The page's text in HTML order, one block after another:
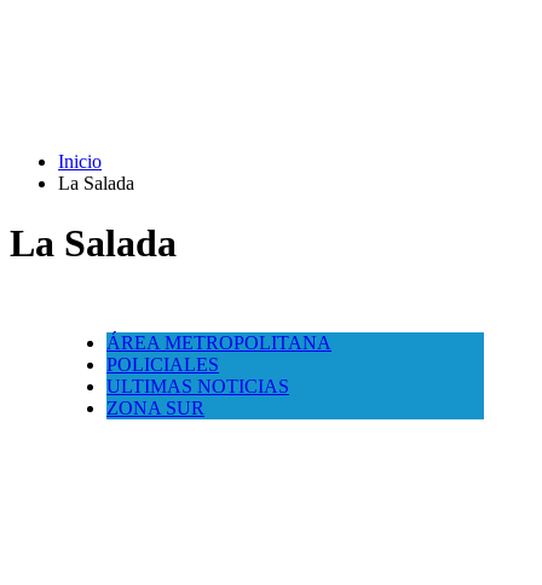
Inicio
La Salada
La Salada
ÁREA METROPOLITANA
POLICIALES
ULTIMAS NOTICIAS
ZONA SUR